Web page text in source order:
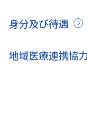
身分及び待遇
地域医療連携協